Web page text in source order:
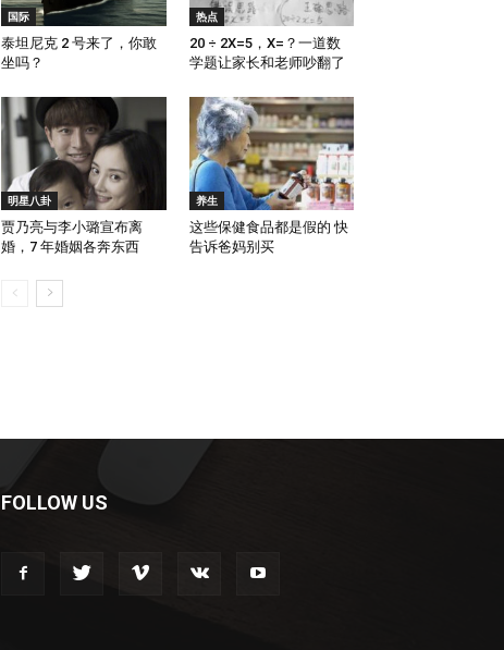
国际
泰坦尼克 2 号来了，你敢
坐吗？
热点
20 ÷ 2X=5，X=？一道数
学题让家长和老师吵翻了
明星八卦
贾乃亮与李小璐宣布离
婚，7 年婚姻各奔东西
养生
这些保健食品都是假的 快
告诉爸妈别买
FOLLOW US